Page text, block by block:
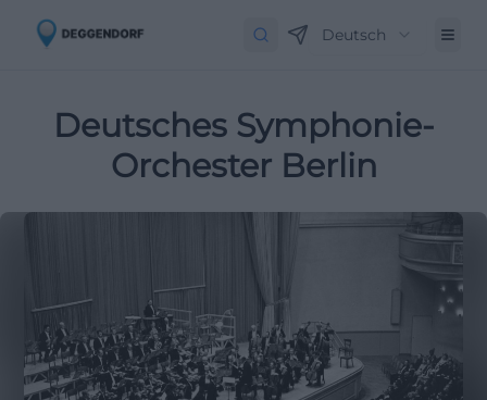
Deutsch
Deutsches Symphonie-
Orchester Berlin